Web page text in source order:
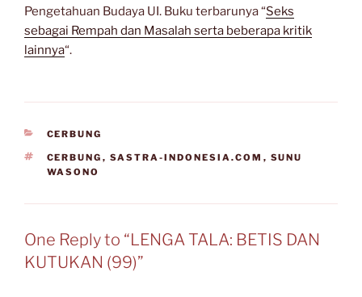
Pengetahuan Budaya UI. Buku terbarunya “Seks
sebagai Rempah dan Masalah serta beberapa kritik
lainnya“.
CATEGORIES
CERBUNG
TAGS
CERBUNG , SASTRA-INDONESIA.COM , SUNU
WASONO
One Reply to “LENGA TALA: BETIS DAN
KUTUKAN (99)”